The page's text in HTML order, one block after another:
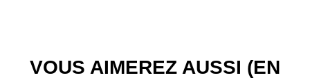
VOUS AIMEREZ AUSSI (EN